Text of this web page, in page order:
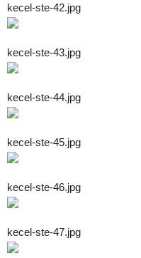
kecel-ste-42.jpg
kecel-ste-43.jpg
kecel-ste-44.jpg
kecel-ste-45.jpg
kecel-ste-46.jpg
kecel-ste-47.jpg